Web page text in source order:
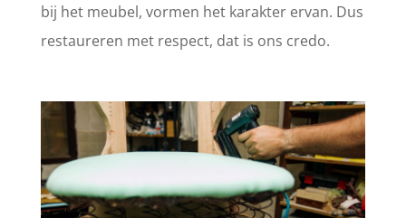
bij het meubel, vormen het karakter ervan. Dus
restaureren met respect, dat is ons credo.